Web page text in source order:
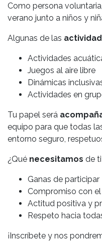
Como persona
verano junto a niños y
Algunas de las
Actividades
Juegos al aire libre
Dinámicas
Actividades en
Tu papel será
equipo para que todas
entorno seguro,
¿Qué necesitamos de
Ganas de participar
Compromiso con
Actitud positiva y
Respeto hacia
¡Inscríbete y nos